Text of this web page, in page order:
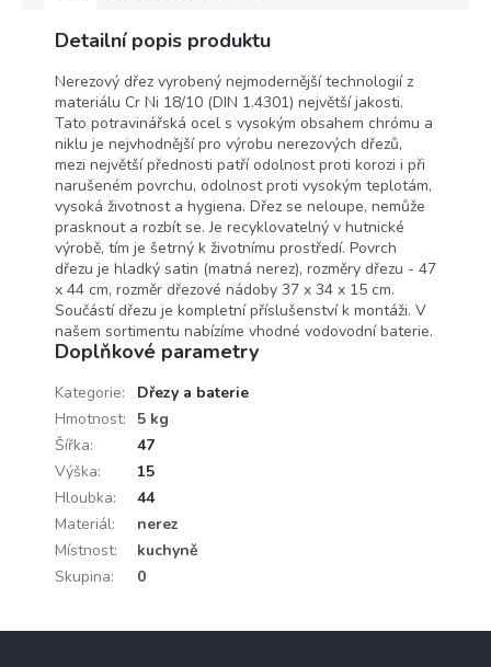
Detailní popis produktu
Nerezový dřez vyrobený nejmodernější technologií z
materiálu Cr Ni 18/10 (DIN 1.4301) největší jakosti.
Tato potravinářská ocel s vysokým obsahem chrómu a
niklu je nejvhodnější pro výrobu nerezových dřezů,
mezi největší přednosti patří odolnost proti korozi i při
narušeném povrchu, odolnost proti vysokým teplotám,
vysoká životnost a hygiena. Dřez se neloupe, nemůže
prasknout a rozbít se. Je recyklovatelný v hutnické
výrobě, tím je šetrný k životnímu prostředí. Povrch
dřezu je hladký satin (matná nerez), rozměry dřezu - 47
x 44 cm, rozměr dřezové nádoby 37 x 34 x 15 cm.
Součástí dřezu je kompletní příslušenství k montáži. V
našem sortimentu nabízíme vhodné vodovodní baterie.
Doplňkové parametry
Kategorie:
Dřezy a baterie
Hmotnost:
5 kg
Šířka:
47
Výška:
15
Hloubka:
44
Materiál:
nerez
Místnost:
kuchyně
Skupina: 0